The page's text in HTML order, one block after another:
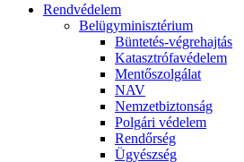
Rendvédelem
Belügyminisztérium
Büntetés-végrehajtás
Katasztrófavédelem
Mentőszolgálat
NAV
Nemzetbiztonság
Polgári védelem
Rendőrség
Ügyészség